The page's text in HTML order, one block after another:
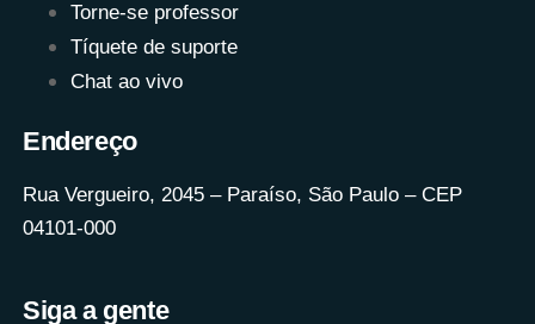
Torne-se professor
Tíquete de suporte
Chat ao vivo
Endereço
Rua Vergueiro, 2045 – Paraíso, São Paulo – CEP
04101-000
Siga a gente